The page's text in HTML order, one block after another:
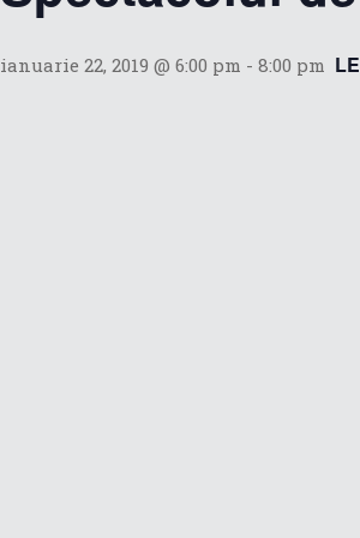
ianuarie 22, 2019 @ 6:00 pm - 8:00 pm